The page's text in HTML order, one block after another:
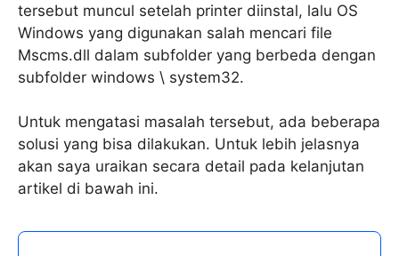
tersebut muncul setelah printer diinstal, lalu OS
Windows yang digunakan salah mencari file
Mscms.dll dalam subfolder yang berbeda dengan
subfolder windows \ system32.
Untuk mengatasi masalah tersebut, ada beberapa
solusi yang bisa dilakukan. Untuk lebih jelasnya
akan saya uraikan secara detail pada kelanjutan
artikel di bawah ini.